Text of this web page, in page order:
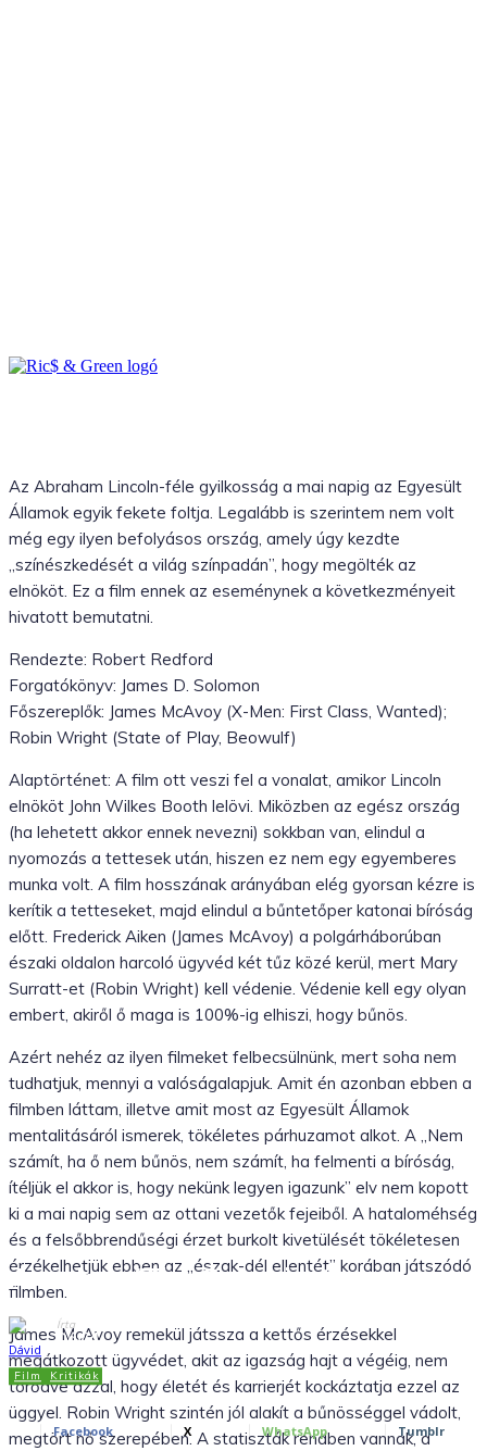
A cinkos (The Conspirator)
Írta
Dávid
Film Kritikák 2012.06.28.
Facebook X WhatsApp Tumblr
Az Abraham Lincoln-féle gyilkosság a mai napig az Egyesült
Államok egyik fekete foltja. Legalább is szerintem nem volt
még egy ilyen befolyásos ország, amely úgy kezdte
„színészkedését a világ színpadán”, hogy megölték az
elnököt. Ez a film ennek az eseménynek a következményeit
hivatott bemutatni.
Rendezte: Robert Redford
Forgatókönyv: James D. Solomon
Főszereplők: James McAvoy (X-Men: First Class, Wanted);
Robin Wright (State of Play, Beowulf)
Alaptörténet: A film ott veszi fel a vonalat, amikor Lincoln
elnököt John Wilkes Booth lelövi. Miközben az egész ország
(ha lehetett akkor ennek nevezni) sokkban van, elindul a
nyomozás a tettesek után, hiszen ez nem egy egyemberes
munka volt. A film hosszának arányában elég gyorsan kézre is
kerítik a tetteseket, majd elindul a bűntetőper katonai bíróság
előtt. Frederick Aiken (James McAvoy) a polgárháborúban
északi oldalon harcoló ügyvéd két tűz közé kerül, mert Mary
Surratt-et (Robin Wright) kell védenie. Védenie kell egy olyan
embert, akiről ő maga is 100%-ig elhiszi, hogy bűnös.
Azért nehéz az ilyen filmeket felbecsülnünk, mert soha nem
tudhatjuk, mennyi a valóságalapjuk. Amit én azonban ebben a
filmben láttam, illetve amit most az Egyesült Államok
mentalitásáról ismerek, tökéletes párhuzamot alkot. A „Nem
számít, ha ő nem bűnös, nem számít, ha felmenti a bíróság,
ítéljük el akkor is, hogy nekünk legyen igazunk” elv nem kopott
ki a mai napig sem az ottani vezetők fejeiből. A hataloméhség
és a felsőbbrendűségi érzet burkolt kivetülését tökéletesen
érzékelhetjük ebben az „észak-dél ellentét” korában játszódó
filmben.
James McAvoy remekül játssza a kettős érzésekkel
megátkozott ügyvédet, akit az igazság hajt a végéig, nem
törődve azzal, hogy életét és karrierjét kockáztatja ezzel az
üggyel. Robin Wright szintén jól alakít a bűnösséggel vádolt,
megtört nő szerepében. A statiszták rendben vannak, a